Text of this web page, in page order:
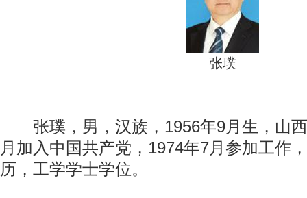
张璞
张璞，男，汉族，1956年9月生，山西
月加入中国共产党，1974年7月参加工作
历，工学学士学位。